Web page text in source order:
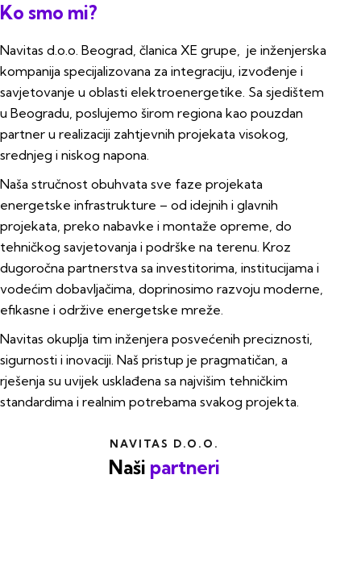
Ko smo mi?
Navitas d.o.o. Beograd, članica XE grupe, je inženjerska
kompanija specijalizovana za integraciju, izvođenje i
savjetovanje u oblasti elektroenergetike. Sa sjedištem
u Beogradu, poslujemo širom regiona kao pouzdan
partner u realizaciji zahtjevnih projekata visokog,
srednjeg i niskog napona.
Naša stručnost obuhvata sve faze projekata
energetske infrastrukture – od idejnih i glavnih
projekata, preko nabavke i montaže opreme, do
tehničkog savjetovanja i podrške na terenu. Kroz
dugoročna partnerstva sa investitorima, institucijama i
vodećim dobavljačima, doprinosimo razvoju moderne,
efikasne i održive energetske mreže.
Navitas okuplja tim inženjera posvećenih preciznosti,
sigurnosti i inovaciji. Naš pristup je pragmatičan, a
rješenja su uvijek usklađena sa najvišim tehničkim
standardima i realnim potrebama svakog projekta.
NAVITAS D.O.O.
Naši partneri